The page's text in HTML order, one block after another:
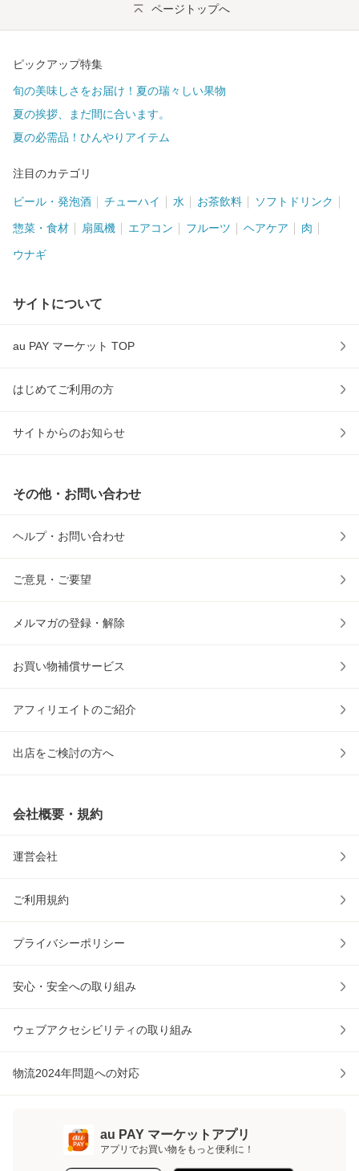
ページトップへ
ピックアップ特集
旬の美味しさをお届け！夏の瑞々しい果物
夏の挨拶、まだ間に合います。
夏の必需品！ひんやりアイテム
注目のカテゴリ
ビール・発泡酒 チューハイ 水 お茶飲料 ソフトドリンク
惣菜・食材 扇風機 エアコン フルーツ ヘアケア 肉
ウナギ
サイトについて
au PAY マーケット TOP
はじめてご利用の方
サイトからのお知らせ
その他・お問い合わせ
ヘルプ・お問い合わせ
ご意見・ご要望
メルマガの登録・解除
お買い物補償サービス
アフィリエイトのご紹介
出店をご検討の方へ
会社概要・規約
運営会社
ご利用規約
プライバシーポリシー
安心・安全への取り組み
ウェブアクセシビリティの取り組み
物流2024年問題への対応
au PAY マーケットアプリ
アプリでお買い物をもっと便利に！